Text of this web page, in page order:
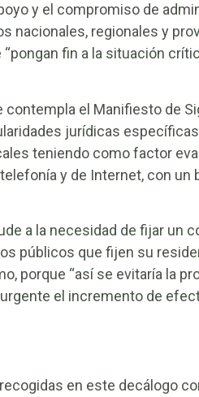
y el compromiso de
nacionales, regionales y
fin a la situación
contempla el Manifiesto de
jurídicas
teniendo como factor
y de Internet, con un
a la necesidad de fijar un
públicos que fijen su
porque “así se evitaría la
el incremento de
en este decálogo